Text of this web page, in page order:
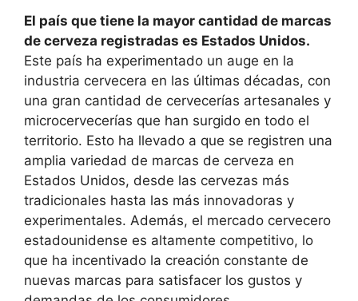
El país que tiene la mayor cantidad de marcas
de cerveza registradas es Estados Unidos.
Este país ha experimentado un auge en la
industria cervecera en las últimas décadas, con
una gran cantidad de cervecerías artesanales y
microcervecerías que han surgido en todo el
territorio. Esto ha llevado a que se registren una
amplia variedad de marcas de cerveza en
Estados Unidos, desde las cervezas más
tradicionales hasta las más innovadoras y
experimentales. Además, el mercado cervecero
estadounidense es altamente competitivo, lo
que ha incentivado la creación constante de
nuevas marcas para satisfacer los gustos y